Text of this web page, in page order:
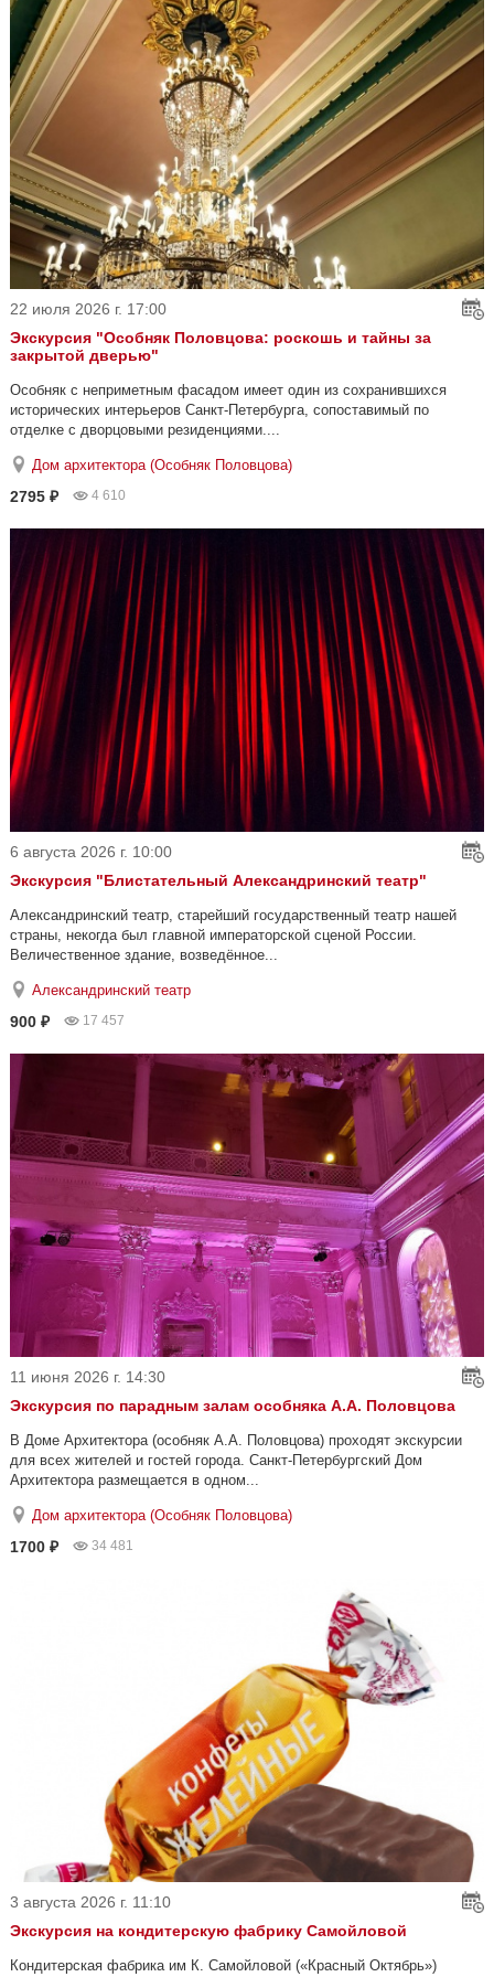
22 июля 2026 г. 17:00
Экскурсия "Особняк Половцова: роскошь и тайны за
закрытой дверью"
Особняк с неприметным фасадом имеет один из сохранившихся
исторических интерьеров Санкт-Петербурга, сопоставимый по
отделке с дворцовыми резиденциями....
Дом архитектора (Особняк Половцова)
2795 ₽ 4 610
6 августа 2026 г. 10:00
Экскурсия "Блистательный Александринский театр"
Александринский театр, старейший государственный театр нашей
страны, некогда был главной императорской сценой России.
Величественное здание, возведённое...
Александринский театр
900 ₽ 17 457
11 июня 2026 г. 14:30
Экскурсия по парадным залам особняка А.А. Половцова
В Доме Архитектора (особняк А.А. Половцова) проходят экскурсии
для всех жителей и гостей города. Санкт-Петербургский Дом
Архитектора размещается в одном...
Дом архитектора (Особняк Половцова)
1700 ₽ 34 481
3 августа 2026 г. 11:10
Экскурсия на кондитерскую фабрику Самойловой
Кондитерская фабрика им К. Самойловой («Красный Октябрь»)